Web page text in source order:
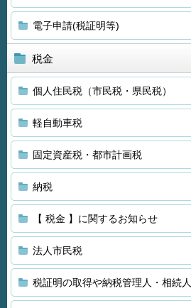
電子申請(税証明等)
税金
個人住民税（市民税・県民税）
軽自動車税
固定資産税・都市計画税
納税
【 税金 】に関するお知らせ
法人市民税
税証明の取得や納税管理人・相続